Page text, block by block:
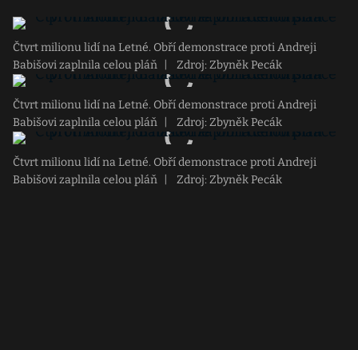
Čtvrt milionu lidí na Letné. Obří demonstrace proti Andreji
Babišovi zaplnila celou pláň
Zdroj: Zbyněk Pecák
Čtvrt milionu lidí na Letné. Obří demonstrace proti Andreji
Babišovi zaplnila celou pláň
Zdroj: Zbyněk Pecák
Čtvrt milionu lidí na Letné. Obří demonstrace proti Andreji
Babišovi zaplnila celou pláň
Zdroj: Zbyněk Pecák